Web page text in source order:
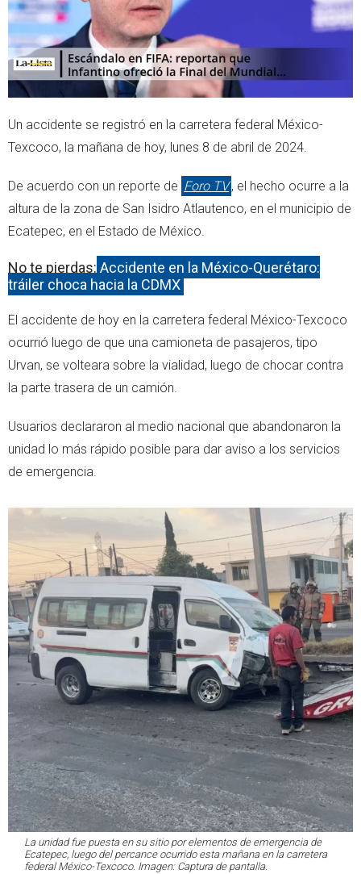
Un accidente se registró en la carretera federal México-
Texcoco, la mañana de hoy, lunes 8 de abril de 2024.
De acuerdo con un reporte de Foro TV , el hecho ocurre a la
altura de la zona de San Isidro Atlautenco, en el municipio de
Ecatepec, en el Estado de México.
No te pierdas: Accidente en la México-Querétaro:
tráiler choca hacia la CDMX
El accidente de hoy en la carretera federal México-Texcoco
ocurrió luego de que una camioneta de pasajeros, tipo
Urvan, se volteara sobre la vialidad, luego de chocar contra
la parte trasera de un camión.
Usuarios declararon al medio nacional que abandonaron la
unidad lo más rápido posible para dar aviso a los servicios
de emergencia.
La unidad fue puesta en su sitio por elementos de emergencia de
Ecatepec, luego del percance ocurrido esta mañana en la carretera
federal México-Texcoco. Imagen: Captura de pantalla.